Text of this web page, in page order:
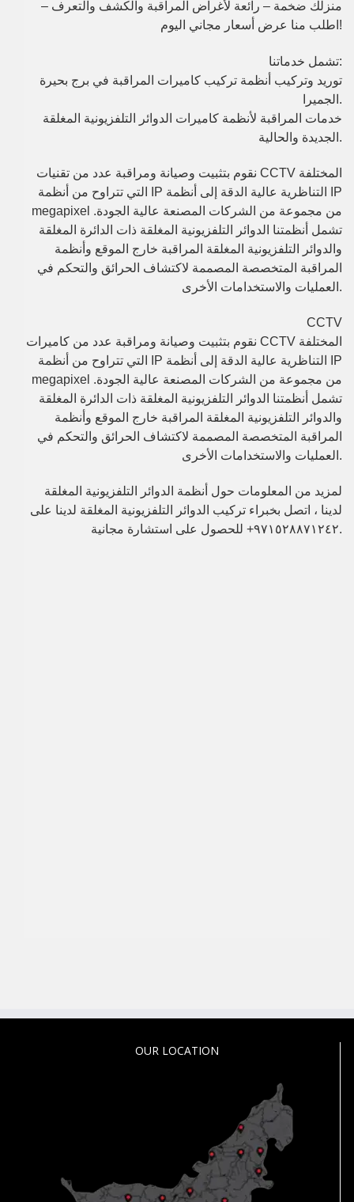
منزلك ضخمة – رائعة لأغراض المراقبة والكشف والتعرف –
اطلب منا عرض أسعار مجاني اليوم!
تشمل خدماتنا:
توريد وتركيب أنظمة تركيب كاميرات المراقبة في برج بحيرة
الجميرا.
خدمات المراقبة لأنظمة كاميرات الدوائر التلفزيونية المغلقة
الجديدة والحالية.
نقوم بتثبيت وصيانة ومراقبة عدد من تقنيات CCTV المختلفة
التي تتراوح من أنظمة IP التناظرية عالية الدقة إلى أنظمة IP
megapixel من مجموعة من الشركات المصنعة عالية الجودة.
تشمل أنظمتنا الدوائر التلفزيونية المغلقة ذات الدائرة المغلقة
والدوائر التلفزيونية المغلقة المراقبة خارج الموقع وأنظمة
المراقبة المتخصصة المصممة لاكتشاف الحرائق والتحكم في
العمليات والاستخدامات الأخرى.
CCTV
نقوم بتثبيت وصيانة ومراقبة عدد من كاميرات CCTV المختلفة
التي تتراوح من أنظمة IP التناظرية عالية الدقة إلى أنظمة IP
megapixel من مجموعة من الشركات المصنعة عالية الجودة.
تشمل أنظمتنا الدوائر التلفزيونية المغلقة ذات الدائرة المغلقة
والدوائر التلفزيونية المغلقة المراقبة خارج الموقع وأنظمة
المراقبة المتخصصة المصممة لاكتشاف الحرائق والتحكم في
العمليات والاستخدامات الأخرى.
لمزيد من المعلومات حول أنظمة الدوائر التلفزيونية المغلقة
لدينا ، اتصل بخبراء تركيب الدوائر التلفزيونية المغلقة لدينا على
٩٧١٥٢٨٨٧١٢٤٢+ للحصول على استشارة مجانية.
OUR LOCATION